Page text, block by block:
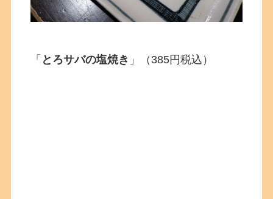
「 とろサバの塩焼き 」（385円税込）